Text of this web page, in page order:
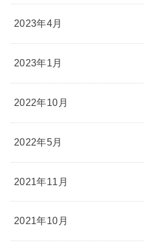
2023年4月
2023年1月
2022年10月
2022年5月
2021年11月
2021年10月